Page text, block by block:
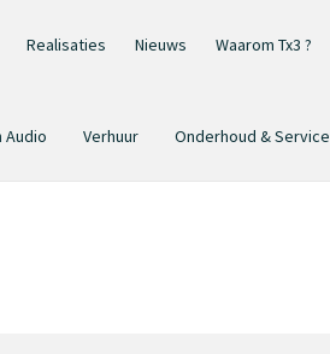
Realisaties Nieuws Waarom Tx3 ?
Audio Verhuur Onderhoud & Service